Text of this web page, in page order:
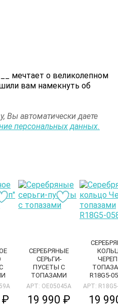
мечтает о великолепном
вам намекнуть об
Вы автоматически даете
персональных данных.
₽
СЕРЕБРЯНЫЕ
СЕРЬГИ-
ПУСЕТЫ С
ТОПАЗАМИ
АРТ: OE05045A
19 990 ₽
R18G5-
АРТ:
19